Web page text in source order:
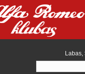
Labas,